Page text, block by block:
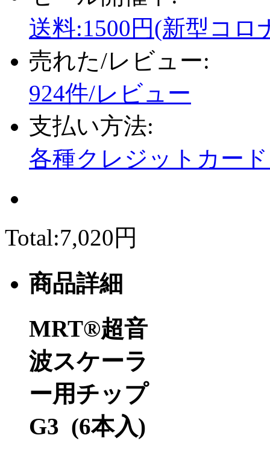
送料:1500円(新型コロ
売れた/レビュー:
924件/レビュー
支払い方法:
各種クレジットカー
Total:7,020円
商品詳細
MRT®超音
波スケーラ
ー用チップ
G3 (6本入)